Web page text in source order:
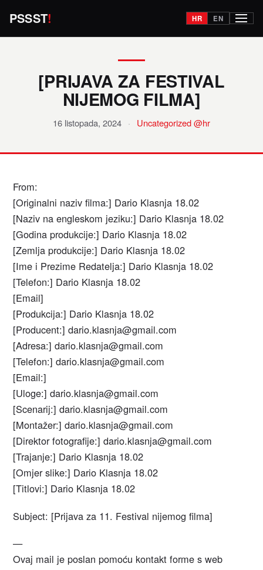
PSSST! HR EN
[PRIJAVA ZA FESTIVAL
NIJEMOG FILMA]
16 listopada, 2024 · Uncategorized @hr
From:
[Originalni naziv filma:] Dario Klasnja 18.02
[Naziv na engleskom jeziku:] Dario Klasnja 18.02
[Godina produkcije:] Dario Klasnja 18.02
[Zemlja produkcije:] Dario Klasnja 18.02
[Ime i Prezime Redatelja:] Dario Klasnja 18.02
[Telefon:] Dario Klasnja 18.02
[Email]
[Produkcija:] Dario Klasnja 18.02
[Producent:] dario.klasnja@gmail.com
[Adresa:] dario.klasnja@gmail.com
[Telefon:] dario.klasnja@gmail.com
[Email:]
[Uloge:] dario.klasnja@gmail.com
[Scenarij:] dario.klasnja@gmail.com
[Montažer:] dario.klasnja@gmail.com
[Direktor fotografije:] dario.klasnja@gmail.com
[Trajanje:] Dario Klasnja 18.02
[Omjer slike:] Dario Klasnja 18.02
[Titlovi:] Dario Klasnja 18.02
Subject: [Prijava za 11. Festival nijemog filma]
—
Ovaj mail je poslan pomoću kontakt forme s web